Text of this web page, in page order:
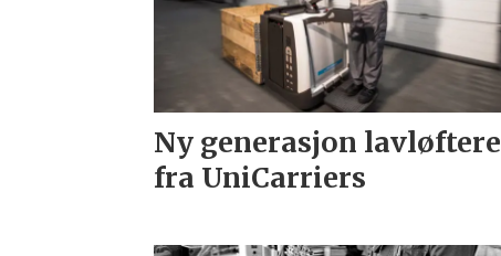
Ny generasjon lavløftere
fra UniCarriers